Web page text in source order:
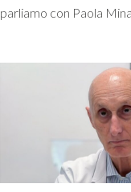
parliamo con Paola